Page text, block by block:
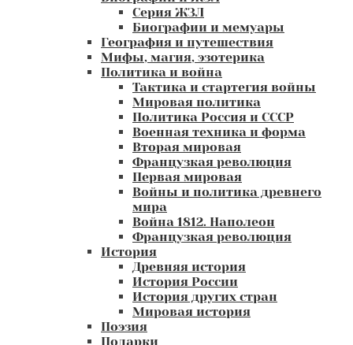
Серия ЖЗЛ
Биографии и мемуары
География и путешествия
Мифы, магия, эзотерика
Политика и война
Тактика и стартегия войны
Мировая политика
Политика Россия и СССР
Военная техника и форма
Вторая мировая
Французкая революция
Первая мировая
Войны и политика древнего
мира
Война 1812. Наполеон
Французкая революция
История
Древняя история
История России
История других стран
Мировая история
Поэзия
Подарки